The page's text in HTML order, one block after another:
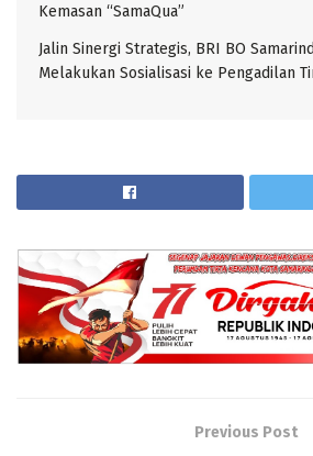
Kemasan “SamaQua”
Jalin Sinergi Strategis, BRI BO
Melakukan Sosialisasi ke Pengadilan
Previous Post